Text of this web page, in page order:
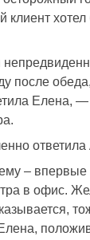
после
Елена, —
ответила
– впервые
в офис.